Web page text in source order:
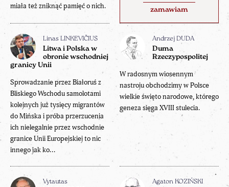
zamawiam
miała też zniknąć pamięć o nich.
Linas LINKEVIČIUS
Litwa i Polska w
obronie wschodniej
granicy Unii
Sprowadzanie przez Białoruś z
Bliskiego Wschodu samolotami
kolejnych już tysięcy migrantów
do Mińska i próba przerzucenia
ich nielegalnie przez wschodnie
granice Unii Europejskiej to nic
innego jak ko...
Andrzej DUDA
Duma
Rzeczypospolitej
W radosnym wiosennym
nastroju obchodzimy w Polsce
wielkie święto narodowe, którego
geneza sięga XVIII stulecia.
Vytautas
Agaton KOZIŃSKI